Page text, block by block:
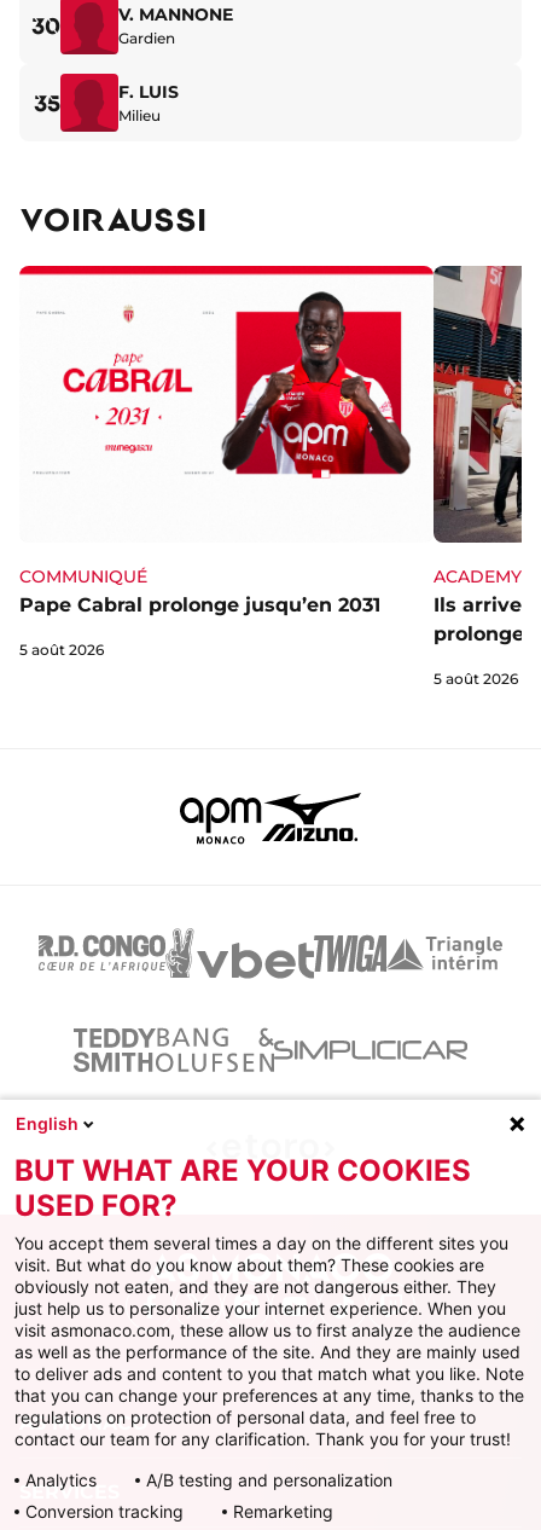
30 V. MANNONE
Gardien
35 F. LUIS
Milieu
VOIR AUSSI
COMMUNIQUÉ
Pape Cabral prolonge jusqu’en 2031
5 août 2026
ACADEMY
Ils
5 août 2026
Facebook
X Instagram
YoutubeTikTokTwitch
AS MONACO
SERVICES
English
BUT WHAT ARE YOUR COOKIES
USED FOR?
You accept them several times a day on the different sites you
visit. But what do you know about them? These cookies are
obviously not eaten, and they are not dangerous either. They
just help us to personalize your internet experience. When you
visit asmonaco.com, these allow us to first analyze the audience
as well as the performance of the site. And they are mainly used
to deliver ads and content to you that match what you like. Note
that you can change your preferences at any time, thanks to the
regulations on protection of personal data, and feel free to
contact our team for any clarification. Thank you for your trust!
Analytics
A/B testing and personalization
Conversion tracking
Remarketing